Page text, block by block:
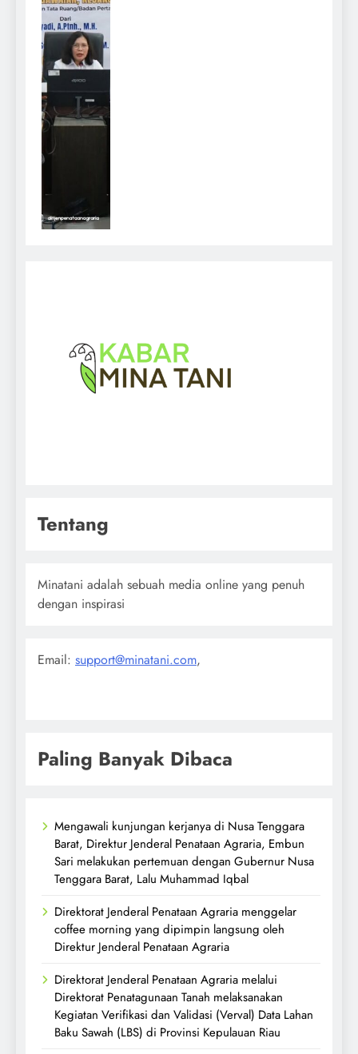
Tentang
Minatani adalah sebuah media online yang penuh
dengan inspirasi
Email: support@minatani.com,
Paling Banyak Dibaca
Mengawali kunjungan kerjanya di Nusa Tenggara
Barat, Direktur Jenderal Penataan Agraria, Embun
Sari melakukan pertemuan dengan Gubernur Nusa
Tenggara Barat, Lalu Muhammad Iqbal
Direktorat Jenderal Penataan Agraria menggelar
coffee morning yang dipimpin langsung oleh
Direktur Jenderal Penataan Agraria
Direktorat Jenderal Penataan Agraria melalui
Direktorat Penatagunaan Tanah melaksanakan
Kegiatan Verifikasi dan Validasi (Verval) Data Lahan
Baku Sawah (LBS) di Provinsi Kepulauan Riau